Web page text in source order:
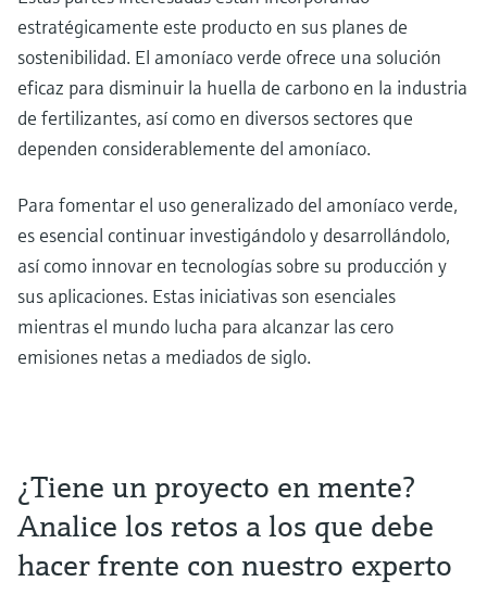
estratégicamente este producto en sus planes de
sostenibilidad. El amoníaco verde ofrece una solución
eficaz para disminuir la huella de carbono en la industria
de fertilizantes, así como en diversos sectores que
dependen considerablemente del amoníaco.
Para fomentar el uso generalizado del amoníaco verde,
es esencial continuar investigándolo y desarrollándolo,
así como innovar en tecnologías sobre su producción y
sus aplicaciones. Estas iniciativas son esenciales
mientras el mundo lucha para alcanzar las cero
emisiones netas a mediados de siglo.
¿Tiene un proyecto en mente?
Analice los retos a los que debe
hacer frente con nuestro experto